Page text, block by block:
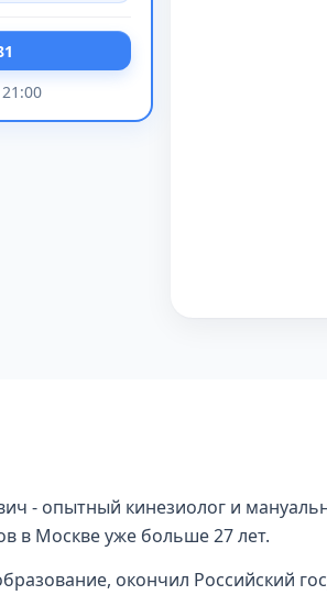
21:00
- опытный кинезиолог и
в Москве уже больше 27 лет.
окончил Российский